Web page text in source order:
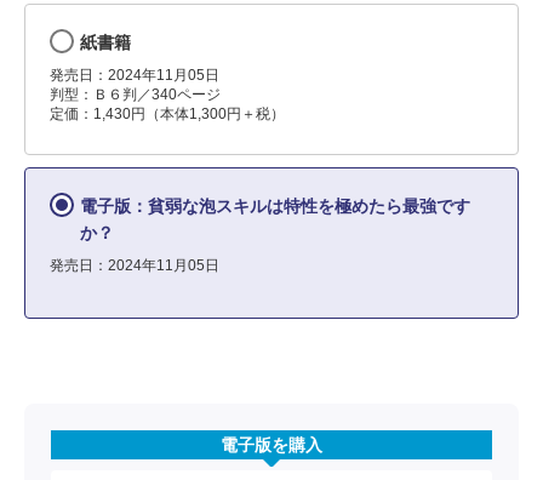
紙書籍
発売日：2024年11月05日
判型：Ｂ６判／340ページ
定価：1,430円（本体1,300円＋税）
電子版：貧弱な泡スキルは特性を極めたら最強です
か？
発売日：2024年11月05日
電子版を購入